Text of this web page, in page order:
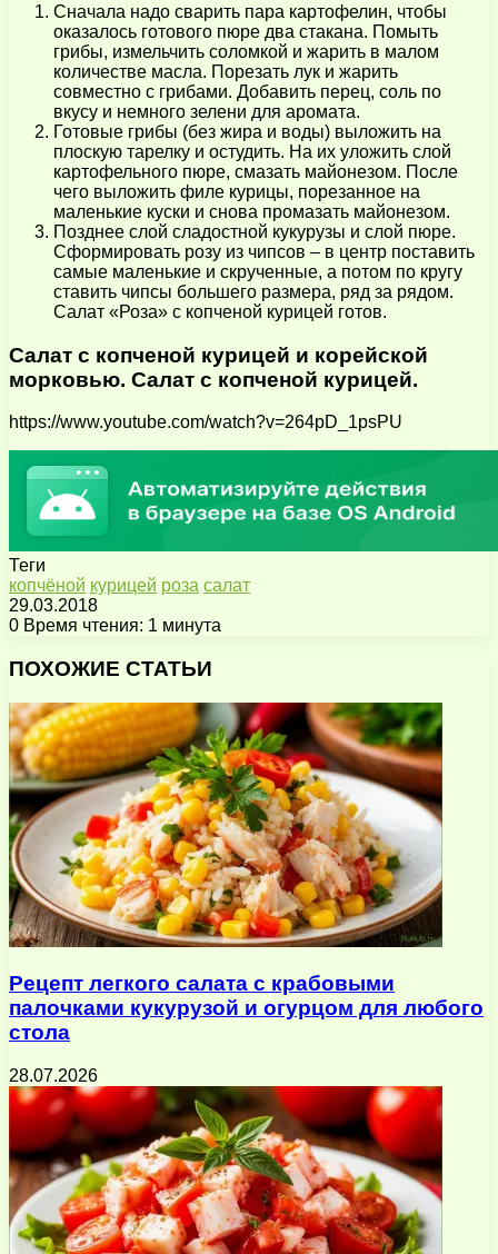
Сначала надо сварить пара картофелин, чтобы
оказалось готового пюре два стакана. Помыть
грибы, измельчить соломкой и жарить в малом
количестве масла. Порезать лук и жарить
совместно с грибами. Добавить перец, соль по
вкусу и немного зелени для аромата.
Готовые грибы (без жира и воды) выложить на
плоскую тарелку и остудить. На их уложить слой
картофельного пюре, смазать майонезом. После
чего выложить филе курицы, порезанное на
маленькие куски и снова промазать майонезом.
Позднее слой сладостной кукурузы и слой пюре.
Сформировать розу из чипсов – в центр поставить
самые маленькие и скрученные, а потом по кругу
ставить чипсы большего размера, ряд за рядом.
Салат «Роза» с копченой курицей готов.
Салат с копченой курицей и корейской
морковью. Салат с копченой курицей.
https://www.youtube.com/watch?v=264pD_1psPU
Теги
копчёной курицей роза салат
29.03.2018
0 Время чтения: 1 минута
через
почту
ПОХОЖИЕ СТАТЬИ
Рецепт легкого салата с крабовыми
палочками кукурузой и огурцом для любого
стола
28.07.2026